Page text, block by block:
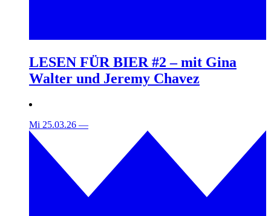
LESEN FÜR BIER #2 – mit Gina
Walter und Jeremy Chavez
Mi 25.03.26 —